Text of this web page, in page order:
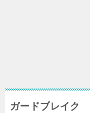
ガードブレイク